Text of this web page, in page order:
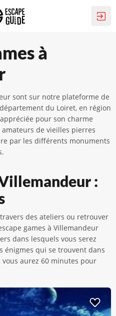
à
sont sur notre plateforme de
du Loiret, en région
pour son charme
de vieilles pierres
par les différents monuments
:
des ateliers ou retrouver
games à Villemandeur
dans lesquels vous serez
énigmes qui se trouvent dans
vous aurez 60 minutes pour